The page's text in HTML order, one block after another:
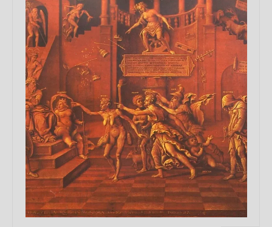
Chi sono
FAQ
Contatti